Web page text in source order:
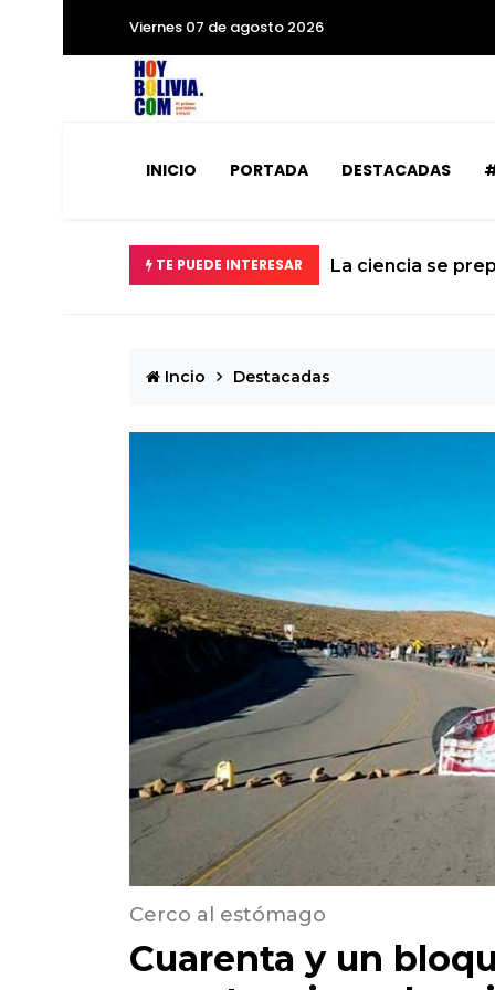
Viernes 07 de agosto 2026
INICIO PORTADA DESTACADAS
TE PUEDE INTERESAR El calvario de un
Incio Destacadas
Cerco al estómago
Cuarenta y un